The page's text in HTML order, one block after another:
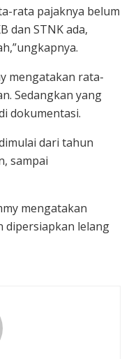
rata pajaknya belum
dan STNK ada,
mengatakan rata-
Sedangkan yang
dokumentasi.
dari tahun
sampai
mengatakan
dipersiapkan lelang